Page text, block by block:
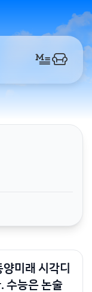
미래 시각디
수능은 논술